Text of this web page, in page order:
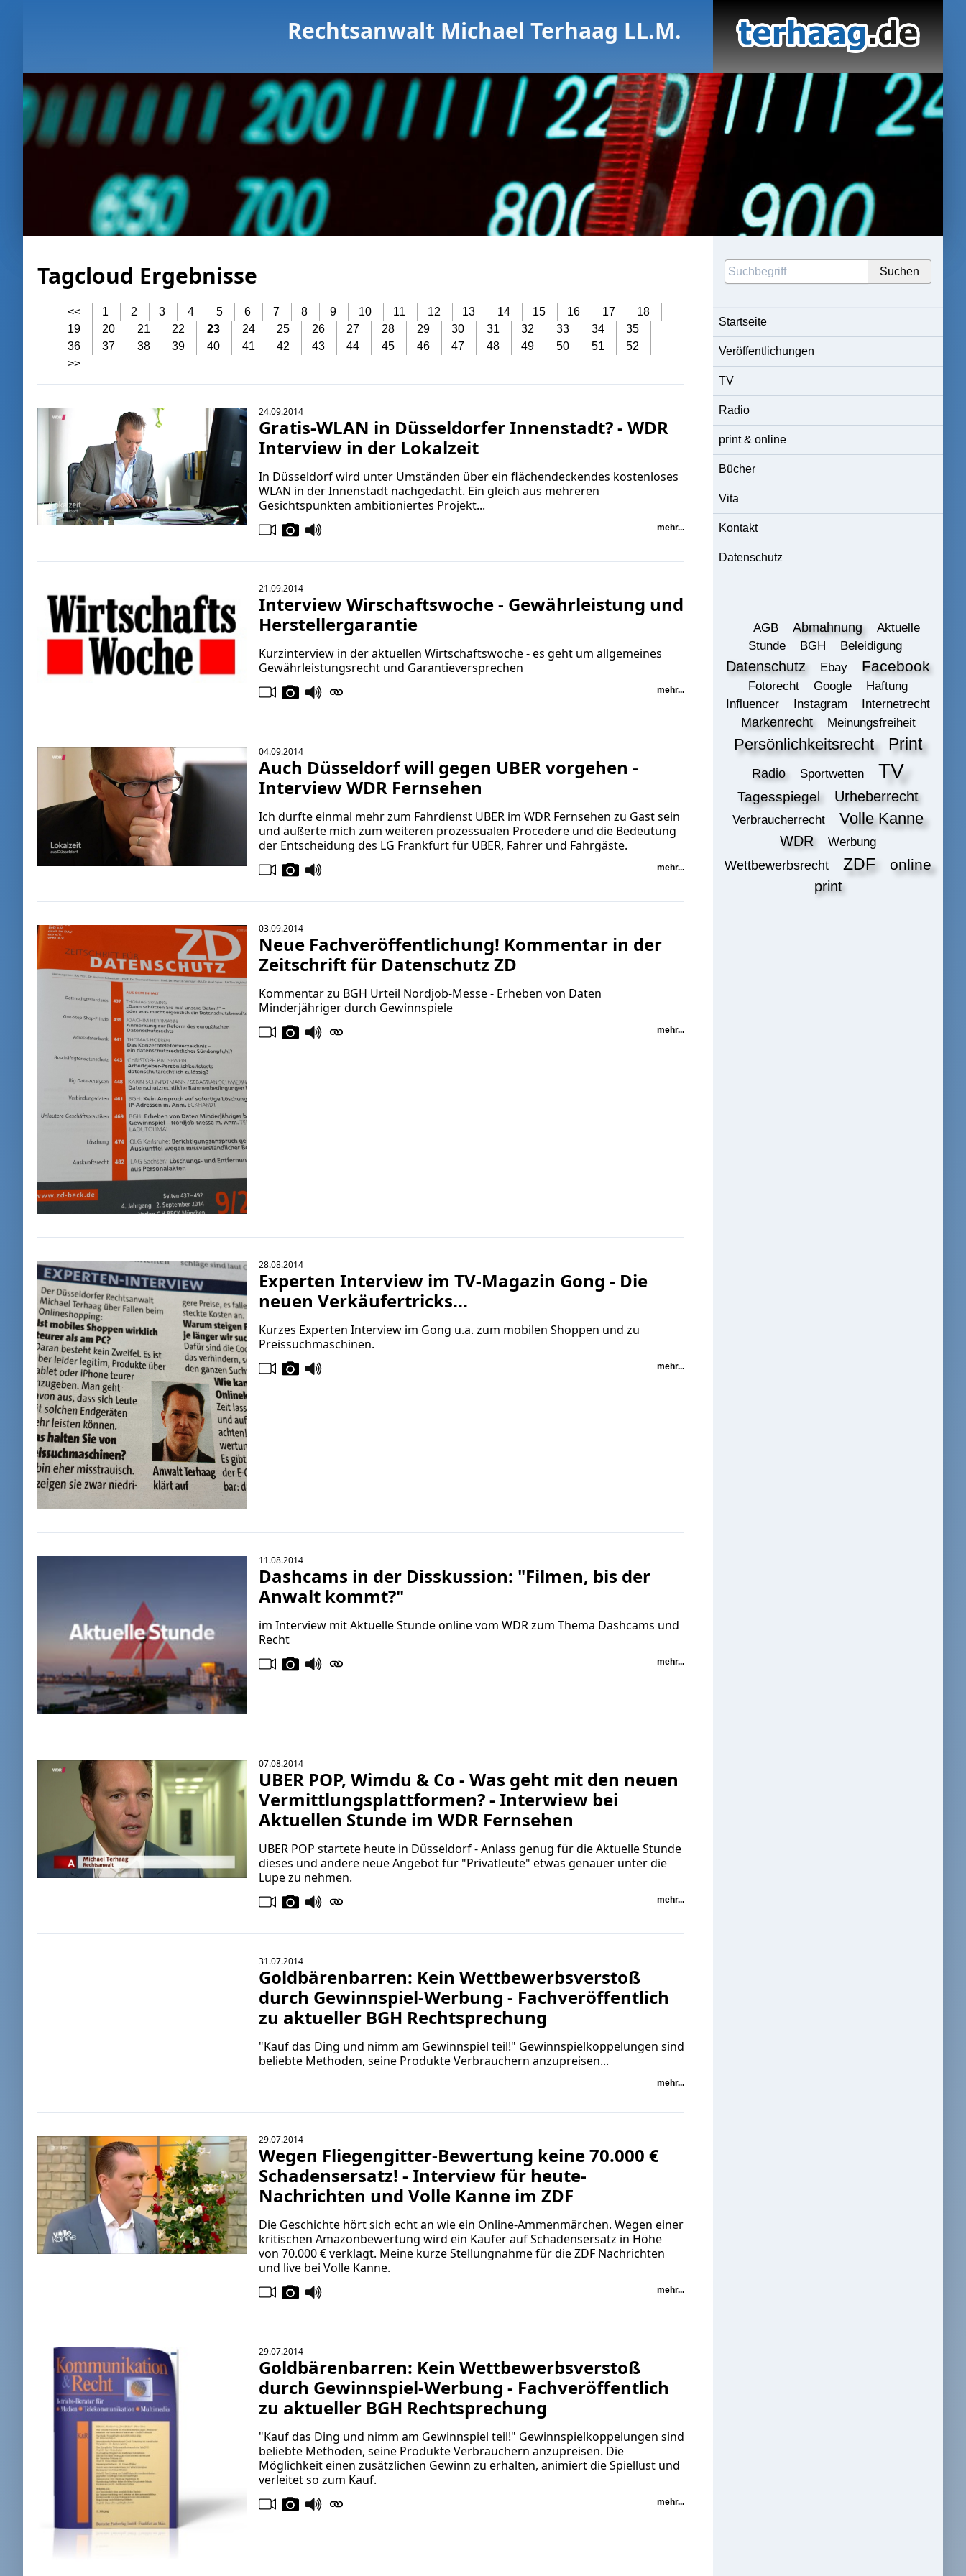
Rechtsanwalt Michael Terhaag LL.M.
Tagcloud Ergebnisse
<< 1 2 3 4 5 6 7 8 9 10 11 12 13 14 15 16 17
18
19
20 21 22 23 24 25 26 27 28 29 30 31 32 33 34
35
36
37 38 39 40 41 42 43 44 45 46 47 48 49 50 51
52
>>
24.09.2014
Gratis-WLAN in Düsseldorfer Innenstadt? - WDR
Interview in der Lokalzeit
In Düsseldorf wird unter Umständen über ein flächendeckendes kostenloses
WLAN in der Innenstadt nachgedacht. Ein gleich aus mehreren
Gesichtspunkten ambitioniertes Projekt...
mehr...
21.09.2014
Interview Wirschaftswoche - Gewährleistung und
Herstellergarantie
Kurzinterview in der aktuellen Wirtschaftswoche - es geht um allgemeines
Gewährleistungsrecht und Garantieversprechen
mehr...
04.09.2014
Auch Düsseldorf will gegen UBER vorgehen -
Interview WDR Fernsehen
Ich durfte einmal mehr zum Fahrdienst UBER im WDR Fernsehen zu Gast sein
und äußerte mich zum weiteren prozessualen Procedere und die Bedeutung
der Entscheidung des LG Frankfurt für UBER, Fahrer und Fahrgäste.
mehr...
03.09.2014
Neue Fachveröffentlichung! Kommentar in der
Zeitschrift für Datenschutz ZD
Kommentar zu BGH Urteil Nordjob-Messe - Erheben von Daten
Minderjähriger durch Gewinnspiele
mehr...
28.08.2014
Experten Interview im TV-Magazin Gong - Die
neuen Verkäufertricks...
Kurzes Experten Interview im Gong u.a. zum mobilen Shoppen und zu
Preissuchmaschinen.
mehr...
11.08.2014
Dashcams in der Disskussion: "Filmen, bis der
Anwalt kommt?"
im Interview mit Aktuelle Stunde online vom WDR zum Thema Dashcams und
Recht
mehr...
07.08.2014
UBER POP, Wimdu & Co - Was geht mit den neuen
Vermittlungsplattformen? - Interwiew bei
Aktuellen Stunde im WDR Fernsehen
UBER POP startete heute in Düsseldorf - Anlass genug für die Aktuelle Stunde
dieses und andere neue Angebot für "Privatleute" etwas genauer unter die
Lupe zu nehmen.
mehr...
31.07.2014
Goldbärenbarren: Kein Wettbewerbsverstoß
durch Gewinnspiel-Werbung - Fachveröffentlich
zu aktueller BGH Rechtsprechung
"Kauf das Ding und nimm am Gewinnspiel teil!" Gewinnspielkoppelungen sind
beliebte Methoden, seine Produkte Verbrauchern anzupreisen...
mehr...
29.07.2014
Wegen Fliegengitter-Bewertung keine 70.000 €
Schadensersatz! - Interview für heute-
Nachrichten und Volle Kanne im ZDF
Die Geschichte hört sich echt an wie ein Online-Ammenmärchen. Wegen einer
kritischen Amazonbewertung wird ein Käufer auf Schadensersatz in Höhe
von 70.000 € verklagt. Meine kurze Stellungnahme für die ZDF Nachrichten
und live bei Volle Kanne.
mehr...
29.07.2014
Goldbärenbarren: Kein Wettbewerbsverstoß
durch Gewinnspiel-Werbung - Fachveröffentlich
zu aktueller BGH Rechtsprechung
"Kauf das Ding und nimm am Gewinnspiel teil!" Gewinnspielkoppelungen sind
beliebte Methoden, seine Produkte Verbrauchern anzupreisen. Die
Möglichkeit einen zusätzlichen Gewinn zu erhalten, animiert die Spiellust und
verleitet so zum Kauf.
mehr...
Startseite
Veröffentlichungen
TV
Radio
print & online
Bücher
Vita
Kontakt
Datenschutz
AGB Abmahnung
Aktuelle
Stunde
BGH Beleidigung
Datenschutz Ebay Facebook
Fotorecht Google
Haftung
Influencer
Instagram Internetrecht
Markenrecht Meinungsfreiheit
Persönlichkeitsrecht Print
Radio Sportwetten TV
Tagesspiegel Urheberrecht
Verbraucherrecht Volle Kanne
WDR Werbung
Wettbewerbsrecht ZDF online
print